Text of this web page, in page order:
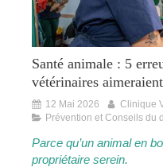
Santé animale : 5
vétérinaires
12 Mai 2026
Clinique
Prévention et Conseils du
Parce qu’un animal en
propriétaire serein.​​